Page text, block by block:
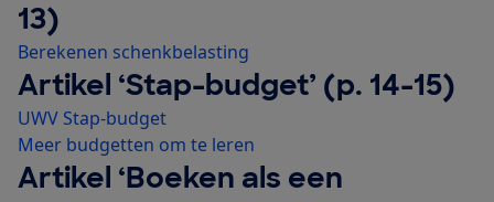
13)
Berekenen schenkbelasting
Artikel ‘Stap-budget’ (p. 14-15)
UWV Stap-budget
Meer budgetten om te leren
Artikel ‘Boeken als een